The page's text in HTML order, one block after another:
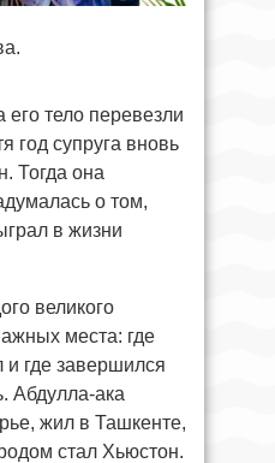
его тело перевезли
год супруга вновь
Тогда она
о том,
в жизни
великого
места: где
и где завершился
Абдулла-ака
жил в Ташкенте,
стал Хьюстон.